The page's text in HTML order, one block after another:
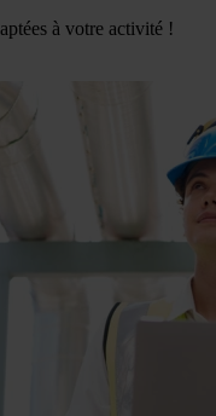
à votre activité !